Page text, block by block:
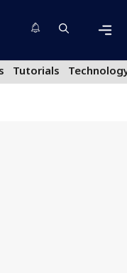
Tutorials